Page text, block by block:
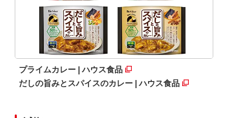
プライムカレー | ハウス食品
だしの旨みとスパイスのカレー | ハウス食品